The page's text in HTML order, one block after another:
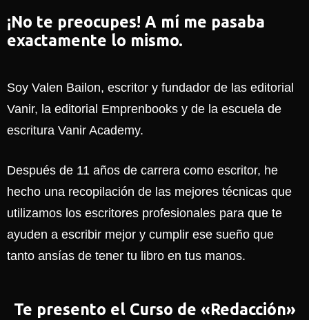
¡No te preocupes! A mí me pasaba
exactamente lo mismo.
Soy Valen Bailon, escritor y fundador de las editorial
Vanir, la editorial Emprenbooks y de la escuela de
escritura Vanir Academy.
Después de 11 años de carrera como escritor, he
hecho una recopilación de las mejores técnicas que
utilizamos los escritores profesionales para que te
ayuden a escribir mejor y cumplir ese sueño que
tanto ansías de tener tu libro en tus manos.
Te presento el Curso de «Redacción»